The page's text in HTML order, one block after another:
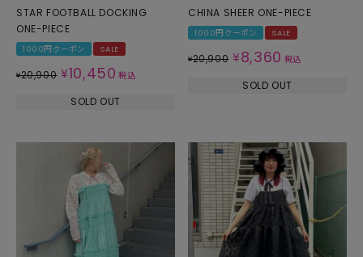
STAR FOOTBALL DOCKING
ONE-PIECE
1000円クーポン SALE
¥20,900 ¥10,450 税込
SOLD OUT
CHINA SHEER ONE-PIECE
1000円クーポン SALE
¥20,900 ¥8,360 税込
SOLD OUT